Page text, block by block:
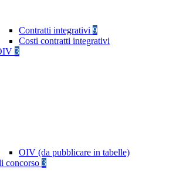
Contratti integrativi 9
Costi contratti integrativi
3
OIV (da pubblicare in tabelle)
concorso 3